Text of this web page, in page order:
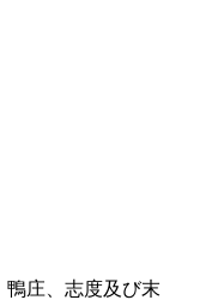
庄、志度及び末